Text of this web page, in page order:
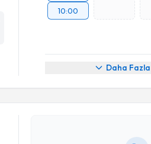
10:00
Daha
Randevu Takvimi Talebi